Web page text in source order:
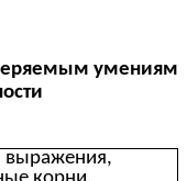
умениям
выражения,